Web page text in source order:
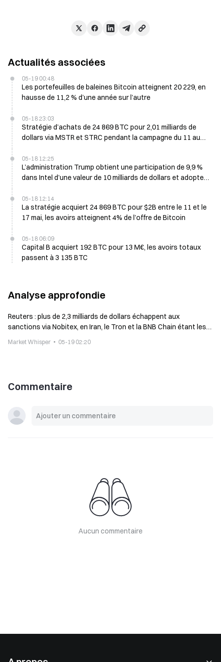
Actualités associées
05-19 00:48
Les portefeuilles de baleines Bitcoin atteignent 20 229, en
hausse de 11,2 % d’une année sur l’autre
05-18 23:03
Stratégie d’achats de 24 869 BTC pour 2,01 milliards de
dollars via MSTR et STRC pendant la campagne du 11 au
05-18 12:25
L’administration Trump obtient une participation de 9,9 %
dans Intel d’une valeur de 10 milliards de dollars et adopte
05-18 12:14
La stratégie acquiert 24 869 BTC pour $2B entre le 11 et le
17 mai, les avoirs atteignent 4% de l’offre de Bitcoin
05-18 06:09
Capital B acquiert 192 BTC pour 13 M€, les avoirs totaux
passent à 3 135 BTC
Analyse approfondie
Reuters : plus de 2,3 milliards de dollars échappent aux
sanctions via Nobitex, en Iran, le Tron et la BNB Chain étant les
Market Whisper 05-19 02:20
Commentaire
Aucun commentaire